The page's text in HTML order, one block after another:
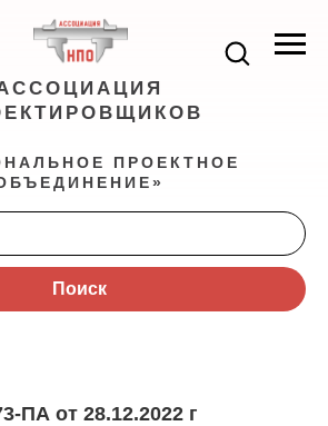
ПРОЕКТНОЕ
Поиск
ПА от 28.12.2022 г